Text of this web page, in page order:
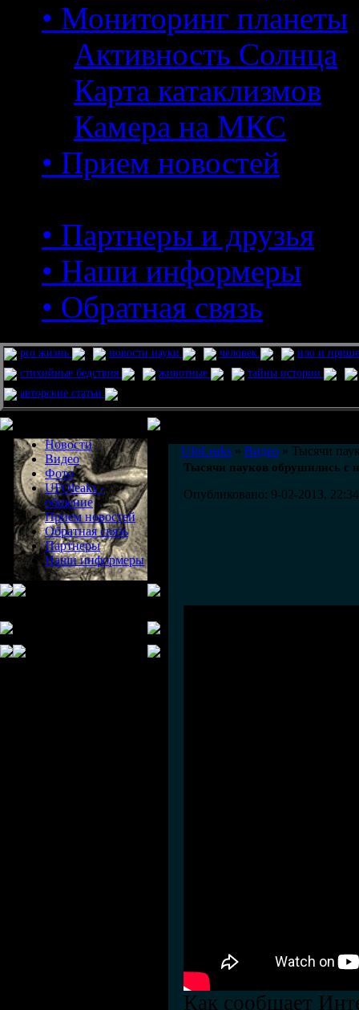
• Мониторинг планеты
Активность Солнца
Карта катаклизмов
Камера на МКС
• Прием новостей
• Партнеры и друзья
• Наши информеры
• Обратная связь
pro жизнь новости науки человек
нло и
стихийные бедствия
животные
тайны истории
авторские статьи
Новости
Видео
Фото
UFOleaks -
общение
Прием новостей
Обратная связь
Партнеры
Наши информеры
UfoLeaks » Видео » Тысячи
Тысячи пауков обрушились с
Опубликовано: 9-02-2013, 22:34
Как сообщает